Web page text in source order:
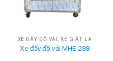
XE ĐẨY ĐỒ VẢI, XE GIẶT LÀ
Xe đẩy đồ vải MHE-28B